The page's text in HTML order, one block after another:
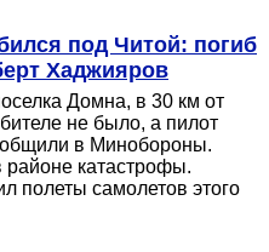
под Читой: погиб
Хаджияров
Домна, в 30 км от
не было, а пилот
в Минобороны.
районе катастрофы.
полеты самолетов этого